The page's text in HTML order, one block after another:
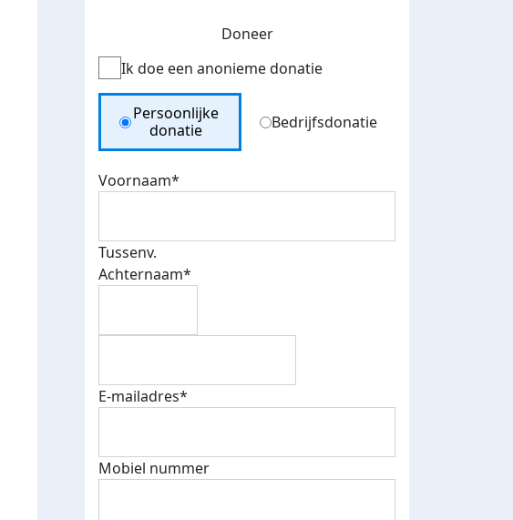
Doneer
Ik doe een anonieme donatie
Donation Type
Persoonlijke
donatie
Bedrijfsdonatie
Voornaam*
Tussenv.
Achternaam*
E-mailadres*
Mobiel nummer